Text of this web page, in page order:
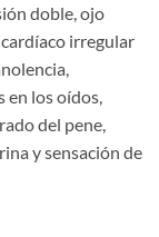
doble, ojo
irregular
los oídos,
del pene,
y sensación de